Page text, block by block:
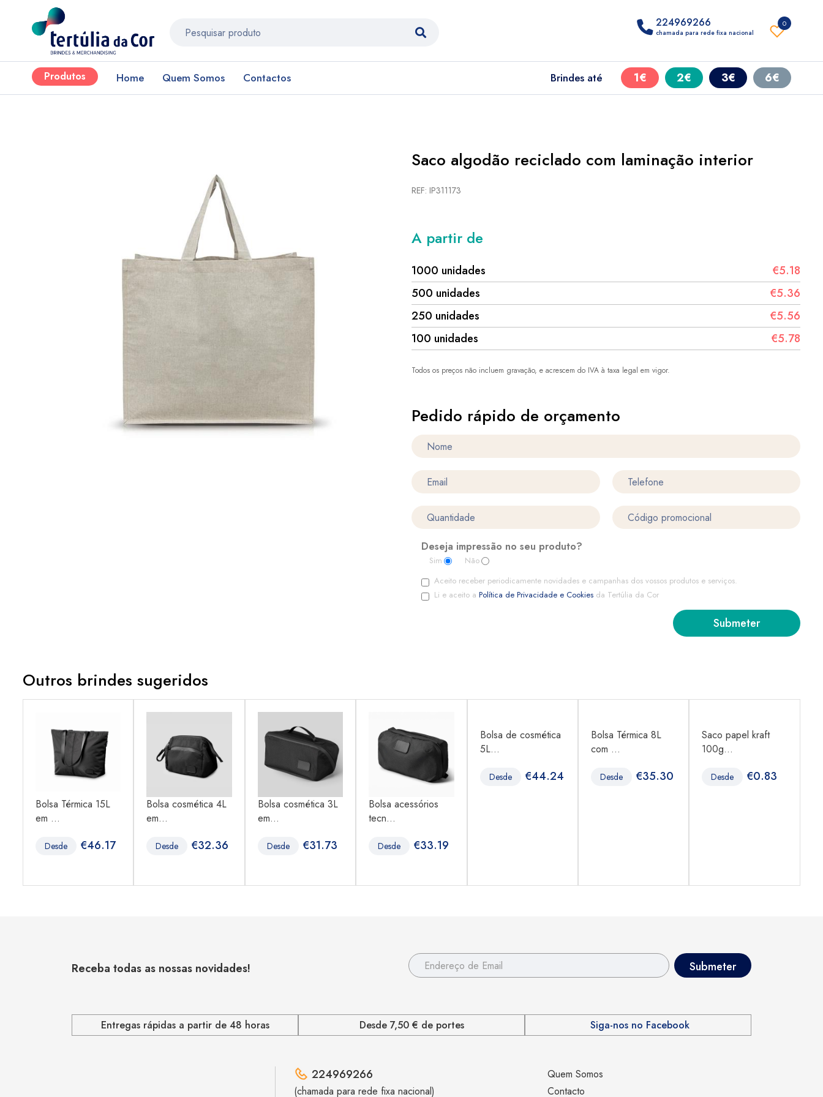
0
224969266
chamada para rede fixa nacional
Produtos Home Quem Somos Contactos Brindes até 1€ 2€ 3€ 6€
Saco algodão reciclado com laminação interior
REF: IP311173
A partir de
1000 unidades
€5.18
500 unidades
€5.36
250 unidades
€5.56
100 unidades
€5.78
Todos os preços não incluem gravação, e acrescem do IVA à taxa legal em vigor.
Pedido rápido de orçamento
Deseja impressão no seu produto?
Sim
Não
Aceito receber periodicamente novidades e campanhas dos vossos produtos e serviços.
Li e aceito a Política de Privacidade e Cookies da Tertúlia da Cor
Outros brindes sugeridos
Bolsa Térmica 15L
em ...
Desde €46.17
Bolsa cosmética 4L
em...
Desde €32.36
Bolsa cosmética 3L
em...
Desde €31.73
Bolsa acessórios
tecn...
Desde €33.19
Bolsa de cosmética
5L...
Desde €44.24
Bolsa Térmica 8L
com ...
Desde €35.30
Saco papel kraft
100g...
Desde €0.83
Receba todas as nossas novidades!
Entregas rápidas a partir de 48 horas Desde 7,50 € de portes Siga-nos no Facebook
224969266
(chamada para rede fixa nacional)
Quem Somos
Contacto